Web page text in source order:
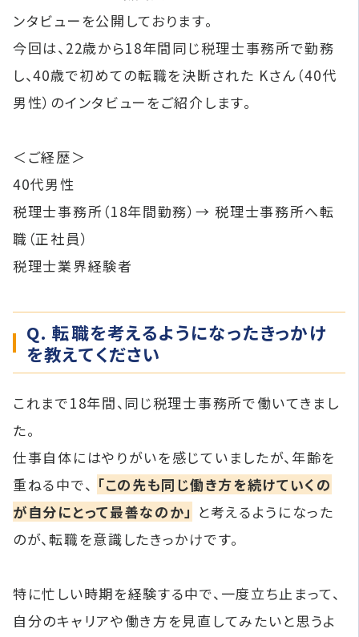
ンタビューを公開しております。
今回は、22歳から18年間同じ税理士事務所で勤務
し、40歳で初めての転職を決断された Kさん（40代
男性）のインタビューをご紹介します。
＜ご経歴＞
40代男性
税理士事務所（18年間勤務）→ 税理士事務所へ転
職（正社員）
税理士業界経験者
Q. 転職を考えるようになったきっかけ
を教えてください
これまで18年間、同じ税理士事務所で働いてきまし
た。
仕事自体にはやりがいを感じていましたが、年齢を
重ねる中で、 「この先も同じ働き方を続けていくの
が自分にとって最善なのか」 と考えるようになった
のが、転職を意識したきっかけです。
特に忙しい時期を経験する中で、一度立ち止まって、
自分のキャリアや働き方を見直してみたいと思うよ